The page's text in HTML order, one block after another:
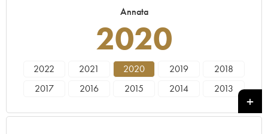
Annata
2020
2022 2021 2020 2019
2018
2017
2016 2015 2014
2013